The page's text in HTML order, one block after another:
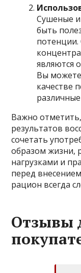
Сушеные
быть
являются
Вы
качестве
Важно
результатов
сочетать
образом жизни,
нагрузками и
перед
рацион всегда
Отзывы